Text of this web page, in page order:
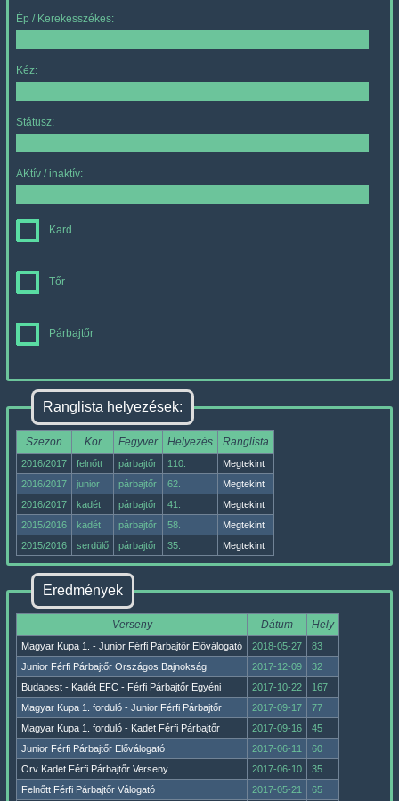
Ép / Kerekesszékes:
Kéz:
Státusz:
AKtív / inaktív:
Kard
Tőr
Párbajtőr
Ranglista helyezések:
Szezon Kor Fegyver Helyezés Ranglista
2016/2017 felnőtt párbajtőr 110.
Megtekint
2016/2017
junior párbajtőr 62.
Megtekint
2016/2017
kadét párbajtőr 41.
Megtekint
2015/2016
kadét párbajtőr 58.
Megtekint
2015/2016
serdülő párbajtőr 35. Megtekint
Eredmények
Verseny Dátum Hely
Magyar Kupa 1. - Junior Férfi Párbajtőr Előválogató 2018-05-27
83
Junior Férfi Párbajtőr Országos Bajnokság
2017-12-09
32
Budapest - Kadét EFC - Férfi Párbajtőr Egyéni
2017-10-22
167
Magyar Kupa 1. forduló - Junior Férfi Párbajtőr
2017-09-17
77
Magyar Kupa 1. forduló - Kadet Férfi Párbajtőr
2017-09-16
45
Junior Férfi Párbajtőr Előválogató
2017-06-11
60
Orv Kadet Férfi Párbajtőr Verseny
2017-06-10
35
Felnőtt Férfi Párbajtőr Válogató
2017-05-21
65